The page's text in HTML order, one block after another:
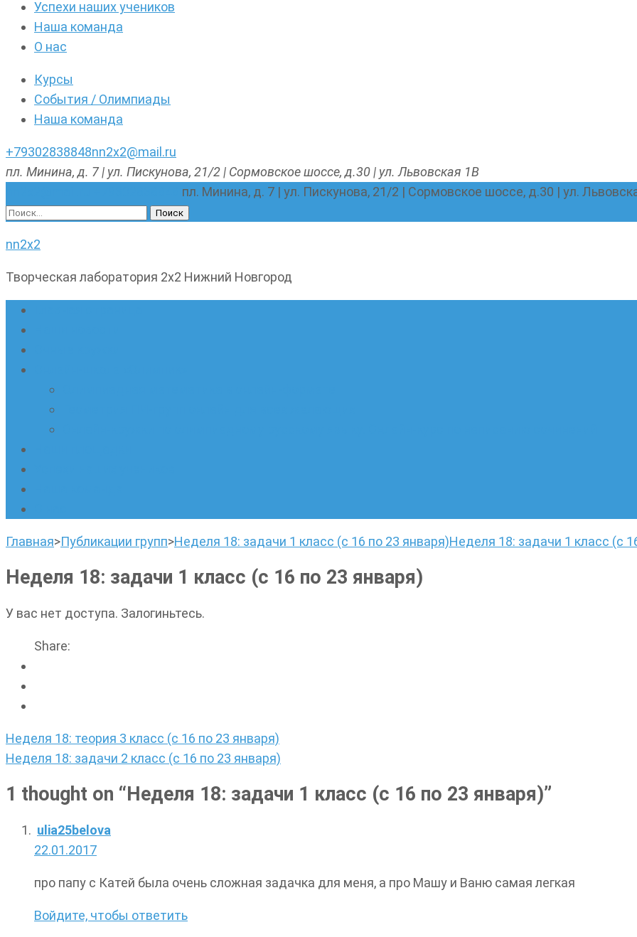
Успехи наших учеников
Наша команда
О нас
Курсы
События / Олимпиады
Наша команда
+79302838848nn2x2@mail.ru
пл. Минина, д. 7 | ул. Пискунова, 21/2 | Сормовское шоссе, д.30 | ул. Львовская 1В
пл. Минина, д. 7 | ул. Пискунова, 21/2 | Сормовское шоссе, д.30 | ул.
Найти:
nn2x2
Творческая лаборатория 2х2 Нижний Новгород
Главная>Публикации групп>Неделя 18: задачи 1 класс (с 16 по 23 января)Неделя 18: задачи 1 класс (с
Неделя 18: задачи 1 класс (с 16 по 23 января)
У вас нет доступа. Залогиньтесь.
Share:
Навигация
по
Неделя 18: теория 3 класс (с 16 по 23 января)
Неделя 18: задачи 2 класс (с 16 по 23 января)
1 thought on “Неделя 18: задачи 1 класс (с 16 по 23 января)”
ulia25belova
22.01.2017
про папу с Катей была очень сложная задачка для меня, а про Машу и Ваню самая легкая
Войдите, чтобы ответить